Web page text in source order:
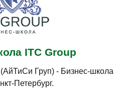
ITC Group
Груп) - Бизнес-школа
Петербург.